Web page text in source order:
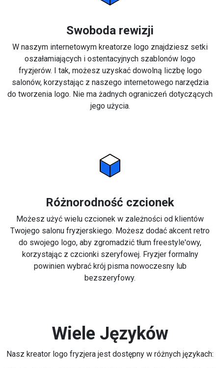
Swoboda rewizji
W naszym internetowym kreatorze logo znajdziesz setki
oszałamiających i ostentacyjnych szablonów logo
fryzjerów. I tak, możesz uzyskać dowolną liczbę logo
salonów, korzystając z naszego internetowego narzędzia
do tworzenia logo. Nie ma żadnych ograniczeń dotyczących
jego użycia.
Różnorodność czcionek
Możesz użyć wielu czcionek w zależności od klientów
Twojego salonu fryzjerskiego. Możesz dodać akcent retro
do swojego logo, aby zgromadzić tłum freestyle'owy,
korzystając z czcionki szeryfowej. Fryzjer formalny
powinien wybrać krój pisma nowoczesny lub
bezszeryfowy.
Wiele Języków
Nasz kreator logo fryzjera jest dostępny w różnych językach: